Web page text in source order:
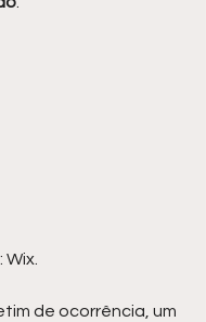
de ocorrência, um